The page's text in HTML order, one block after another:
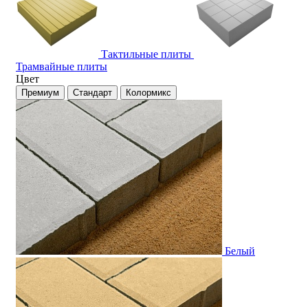
Тактильные плиты
Трамвайные плиты
Цвет
Премиум Стандарт Колормикс
Белый